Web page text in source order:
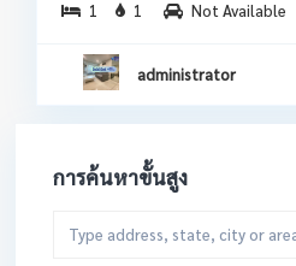
1
1 Not Available
administrator
การค้นหาขั้นสูง